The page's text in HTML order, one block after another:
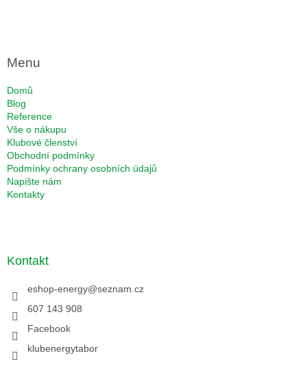
Menu
Domů
Blog
Reference
Vše o nákupu
Klubové členství
Obchodní podmínky
Podmínky ochrany osobních údajů
Napište nám
Kontakty
Kontakt
eshop-energy@seznam.cz
607 143 908
Facebook
klubenergytabor